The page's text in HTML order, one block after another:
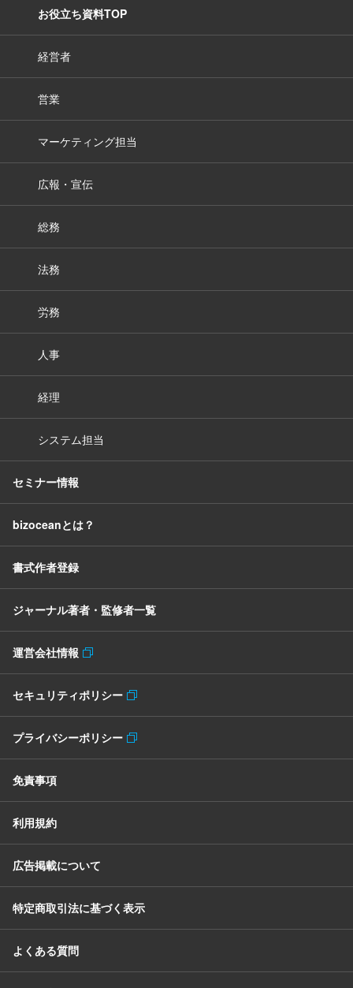
お役立ち資料TOP
経営者
営業
マーケティング担当
広報・宣伝
総務
法務
労務
人事
経理
システム担当
セミナー情報
bizoceanとは？
書式作者登録
ジャーナル著者・監修者一覧
運営会社情報
セキュリティポリシー
プライバシーポリシー
免責事項
利用規約
広告掲載について
特定商取引法に基づく表示
よくある質問